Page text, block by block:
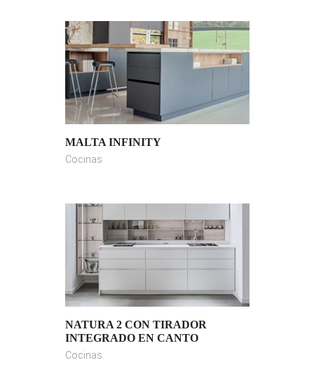
MALTA INFINITY
Cocinas
NATURA 2 CON TIRADOR
INTEGRADO EN CANTO
Cocinas